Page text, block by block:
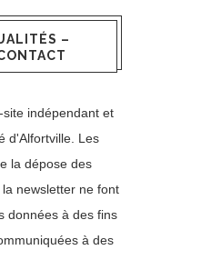
–
indépendant et
d'Alfortville. Les
la dépose des
newsletter ne font
données à des fins
à des